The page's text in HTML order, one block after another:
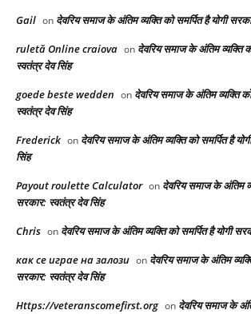
Gail on देवरिय समाज के अंतिम व्यक्ति को समर्पित है योगी
ruletă Online craiova on देवरिय समाज के अंतिम व्यक्ति
स्वतंत्र देव सिंह
goede beste wedden on देवरिय समाज के अंतिम व्यक्ति
स्वतंत्र देव सिंह
Frederick on देवरिय समाज के अंतिम व्यक्ति को समर्पित है
सिंह
Payout roulette Calculator on देवरिय समाज के अंतिम
सरकार: स्वतंत्र देव सिंह
Chris on देवरिय समाज के अंतिम व्यक्ति को समर्पित है योगी
как се играе на залози on देवरिय समाज के अंतिम
सरकार: स्वतंत्र देव सिंह
Https://veteranscomefirst.org on देवरिय समाज के